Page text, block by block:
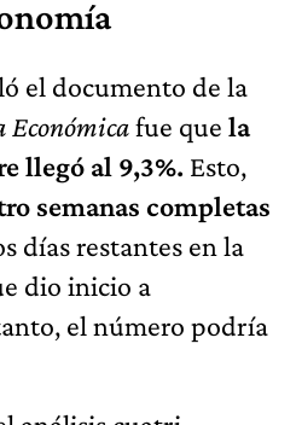
el documento de la
Económicafue que la
llegó al 9,3%. Esto,
semanas completas
días restantes en la
dio inicio a
el número podría